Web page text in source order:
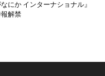
にか インターナショナル』
解禁